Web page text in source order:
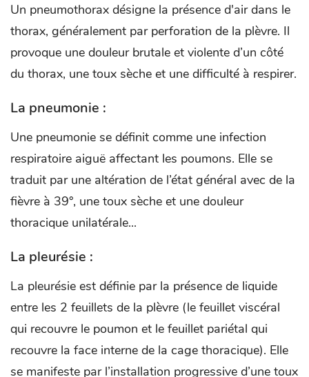
Un pneumothorax désigne la présence d'air dans le
thorax, généralement par perforation de la plèvre. Il
provoque une douleur brutale et violente d’un côté
du thorax, une toux sèche et une difficulté à respirer.
La pneumonie :
Une pneumonie se définit comme une infection
respiratoire aiguë affectant les poumons. Elle se
traduit par une altération de l’état général avec de la
fièvre à 39°, une toux sèche et une douleur
thoracique unilatérale...
La pleurésie :
La pleurésie est définie par la présence de liquide
entre les 2 feuillets de la plèvre (le feuillet viscéral
qui recouvre le poumon et le feuillet pariétal qui
recouvre la face interne de la cage thoracique). Elle
se manifeste par l’installation progressive d’une toux